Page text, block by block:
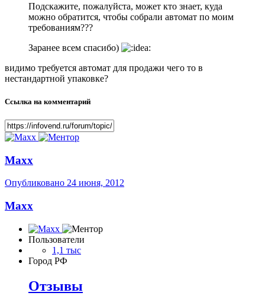
Подскажите, пожалуйста, может кто знает, куда
можно обратится, чтобы собрали автомат по моим
требованиям???
Заранее всем спасибо)
видимо требуется автомат для продажи чего то в
нестандартной упаковке?
Ссылка на комментарий
Maxx
Опубликовано 24 июня, 2012
Maxx
Пользователи
1,1 тыс
Город РФ
Отзывы